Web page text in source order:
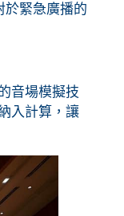
於緊急廣播的
音場模擬技
入計算，讓